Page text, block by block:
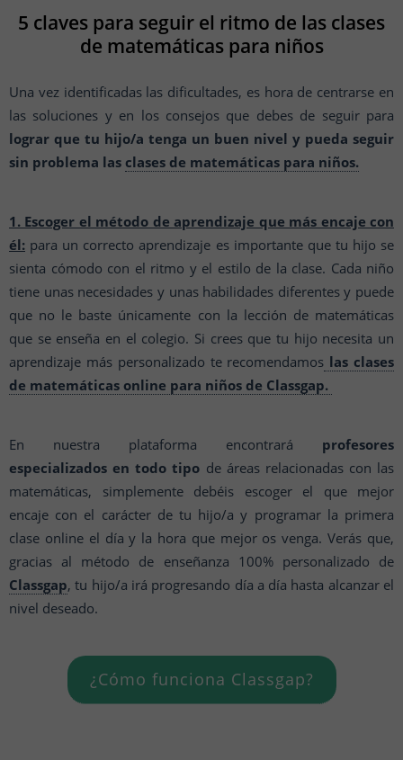
5 claves para seguir el ritmo de las clases
de matemáticas para niños
Una vez identificadas las dificultades, es hora de centrarse en
las soluciones y en los consejos que debes de seguir para
lograr que tu hijo/a tenga un buen nivel y pueda seguir
sin problema las clases de matemáticas para niños.
1. Escoger el método de aprendizaje que más encaje con
él: para un correcto aprendizaje es importante que tu hijo se
sienta cómodo con el ritmo y el estilo de la clase. Cada niño
tiene unas necesidades y unas habilidades diferentes y puede
que no le baste únicamente con la lección de matemáticas
que se enseña en el colegio. Si crees que tu hijo necesita un
aprendizaje más personalizado te recomendamos las clases
de matemáticas online para niños de Classgap.
En nuestra plataforma encontrará profesores
especializados en todo tipo de áreas relacionadas con las
matemáticas, simplemente debéis escoger el que mejor
encaje con el carácter de tu hijo/a y programar la primera
clase online el día y la hora que mejor os venga. Verás que,
gracias al método de enseñanza 100% personalizado de
Classgap, tu hijo/a irá progresando día a día hasta alcanzar el
nivel deseado.
¿Cómo funciona Classgap?